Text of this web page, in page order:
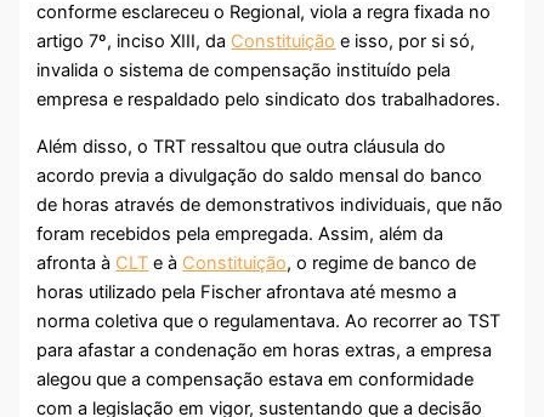
conforme esclareceu o Regional, viola a regra fixada no
artigo 7º, inciso XIII, da Constituição e isso, por si só,
invalida o sistema de compensação instituído pela
empresa e respaldado pelo sindicato dos trabalhadores.
Além disso, o TRT ressaltou que outra cláusula do
acordo previa a divulgação do saldo mensal do banco
de horas através de demonstrativos individuais, que não
foram recebidos pela empregada. Assim, além da
afronta à CLT e à Constituição, o regime de banco de
horas utilizado pela Fischer afrontava até mesmo a
norma coletiva que o regulamentava. Ao recorrer ao TST
para afastar a condenação em horas extras, a empresa
alegou que a compensação estava em conformidade
com a legislação em vigor, sustentando que a decisão